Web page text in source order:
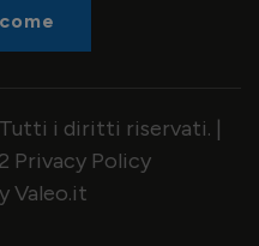
i diritti riservati. |
Privacy Policy
Valeo.it